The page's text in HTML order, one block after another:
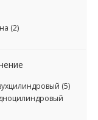
(2)
(5)